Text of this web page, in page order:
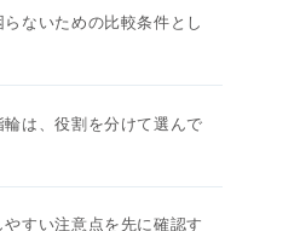
ないための比較条件とし
は、役割を分けて選んで
すい注意点を先に確認す